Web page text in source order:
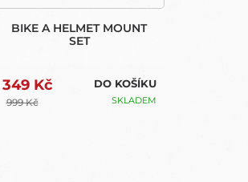
BIKE A HELMET MOUNT
SET
349 Kč
999 Kč
DO KOŠÍKU
SKLADEM